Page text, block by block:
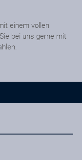
einem vollen
bei uns gerne mit